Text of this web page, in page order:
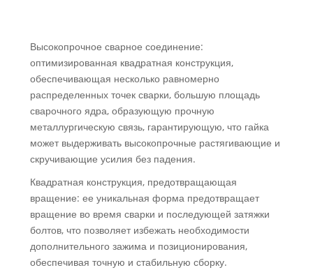
Высокопрочное сварное соединение:
оптимизированная квадратная конструкция,
обеспечивающая несколько равномерно
распределенных точек сварки, большую площадь
сварочного ядра, образующую прочную
металлургическую связь, гарантирующую, что гайка
может выдерживать высокопрочные растягивающие и
скручивающие усилия без падения.
Квадратная конструкция, предотвращающая
вращение: ее уникальная форма предотвращает
вращение во время сварки и последующей затяжки
болтов, что позволяет избежать необходимости
дополнительного зажима и позиционирования,
обеспечивая точную и стабильную сборку.